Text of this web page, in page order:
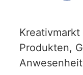
Produkten,